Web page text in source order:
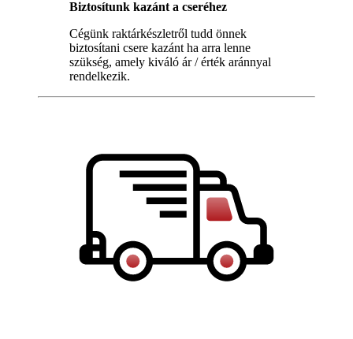
Biztosítunk kazánt a cseréhez
Cégünk raktárkészletről tudd önnek
biztosítani csere kazánt ha arra lenne
szükség, amely kiváló ár / érték aránnyal
rendelkezik.